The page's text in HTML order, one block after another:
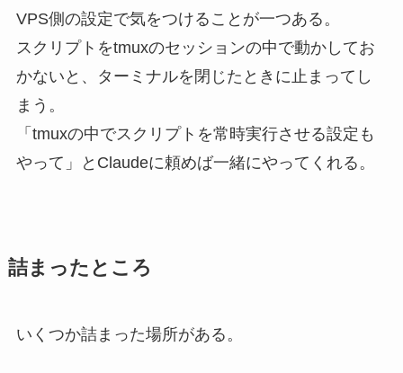
VPS側の設定で気をつけることが一つある。
スクリプトをtmuxのセッションの中で動かしてお
かないと、ターミナルを閉じたときに止まってし
まう。
「tmuxの中でスクリプトを常時実行させる設定も
やって」とClaudeに頼めば一緒にやってくれる。
詰まったところ
いくつか詰まった場所がある。